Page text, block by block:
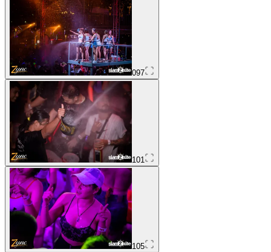
097
101
105